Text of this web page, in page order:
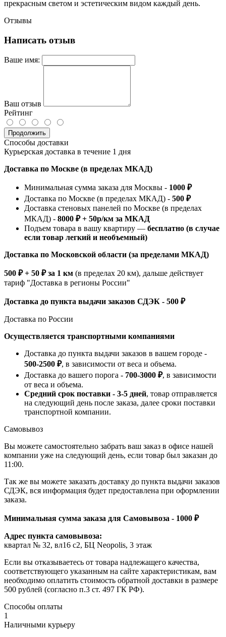
прекрасным светом и эстетическим видом каждый день.
Отзывы
Написать отзыв
Ваше имя:
Ваш отзыв
Рейтинг
Продолжить
Способы доставки
Курьерская доставка в течение 1 дня
Доставка по Москве (в пределах МКАД)
Минимальная сумма заказа для Москвы - 1000 ₽
Доставка по Москве (в пределах МКАД) - 500 ₽
Доставка стеновых панелей по Москве (в пределах
МКАД) - 8000 ₽ + 50р/км за МКАД
Подъем товара в вашу квартиру — бесплатно (в случае
если товар легкий и необъемный)
Доставка по Московской области (за пределами МКАД)
500 ₽ + 50 ₽ за 1 км (в пределах 20 км), дальше действует
тариф "Доставка в регионы России"
Доставка до пункта выдачи заказов СДЭК - 500 ₽
Доставка по России
Осуществляется транспортными компаниями
Доставка до пункта выдачи заказов в вашем городе -
500-2500 ₽, в зависимости от веса и объема.
Доставка до вашего порога - 700-3000 ₽, в зависимости
от веса и объема.
Средний срок поставки - 3-5 дней, товар отправляется
на следующий день после заказа, далее сроки поставки
транспортной компании.
Самовывоз
Вы можете самостоятельно забрать ваш заказ в офисе нашей
компании уже на следующий день, если товар был заказан до
11:00.
Так же вы можете заказать доставку до пункта выдачи заказов
СДЭК, вся информация будет предоставлена при оформлении
заказа.
Минимальная сумма заказа для Самовывоза - 1000 ₽
Адрес пункта самовывоза:
квартал № 32, вл16 с2, БЦ Neopolis, 3 этаж
Если вы отказываетесь от товара надлежащего качества,
соответствующего указанным на сайте характеристикам, вам
необходимо оплатить стоимость обратной доставки в размере
500 рублей (согласно п.3 ст. 497 ГК РФ).
Способы оплаты
1
Наличными курьеру